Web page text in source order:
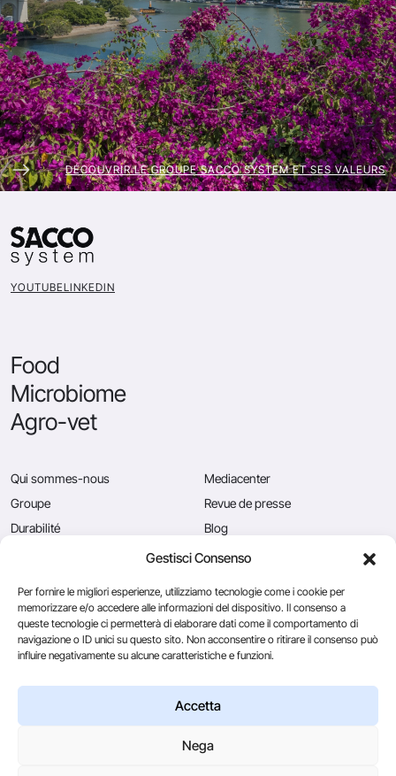
Gestisci Consenso
Per fornire le migliori esperienze, utilizziamo tecnologie come i cookie per
memorizzare e/o accedere alle informazioni del dispositivo. Il consenso a
queste tecnologie ci permetterà di elaborare dati come il comportamento di
navigazione o ID unici su questo sito. Non acconsentire o ritirare il consenso può
influire negativamente su alcune caratteristiche e funzioni.
Accetta
Nega
DÉCOUVRIR LE GROUPE SACCO SYSTEM ET SES VALEURS
YOUTUBELINKEDIN
Food
Microbiome
Agro-vet
Qui sommes-nous
Groupe
Durabilité
Mediacenter
Revue de presse
Blog
Postes vacants
Caglificio Clerici
Ingredients
by Sacco System